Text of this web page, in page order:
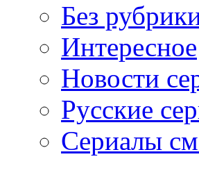
Без
Интересное
Новости
Русские
Сериалы